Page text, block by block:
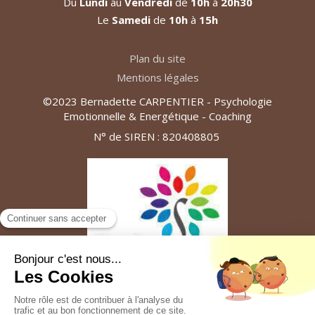
Le Samedi de 10h à 15h
Plan du site
Mentions légales
©2023 Bernadette CARPENTIER - Psychologie
Emotionnelle & Energétique - Coaching
N° de SIREN : 820408805